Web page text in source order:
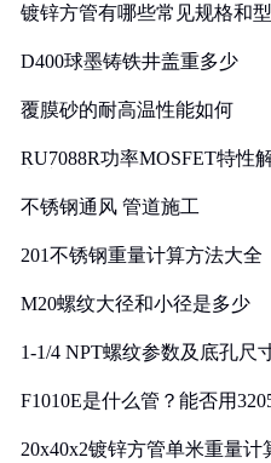
镀锌方管有哪些常见规格和
D400球墨铸铁井盖重多少
覆膜砂的耐高温性能如何
RU7088R功率MOSFET特性
不锈钢通风 管道施工
201不锈钢重量计算方法大全
M20螺纹大径和小径是多少
1-1/4 NPT螺纹参数及底孔尺
F1010E是什么管？能否用
20x40x2镀锌方管单米重量计